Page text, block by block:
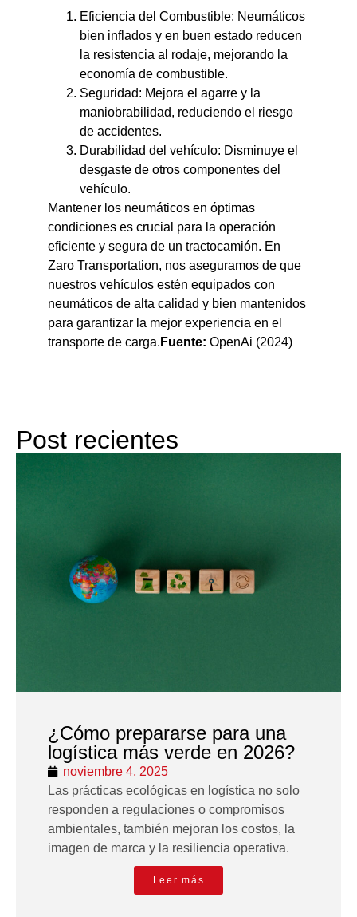
Eficiencia del Combustible: Neumáticos
bien inflados y en buen estado reducen
la resistencia al rodaje, mejorando la
economía de combustible.
Seguridad: Mejora el agarre y la
maniobrabilidad, reduciendo el riesgo
de accidentes.
Durabilidad del vehículo: Disminuye el
desgaste de otros componentes del
vehículo.
Mantener los neumáticos en óptimas
condiciones es crucial para la operación
eficiente y segura de un tractocamión. En
Zaro Transportation, nos aseguramos de que
nuestros vehículos estén equipados con
neumáticos de alta calidad y bien mantenidos
para garantizar la mejor experiencia en el
transporte de carga. Fuente: OpenAi (2024)
Post recientes
¿Cómo prepararse para una
logística más verde en 2026?
noviembre 4, 2025
Las prácticas ecológicas en logística no solo
responden a regulaciones o compromisos
ambientales, también mejoran los costos, la
imagen de marca y la resiliencia operativa.
Leer más